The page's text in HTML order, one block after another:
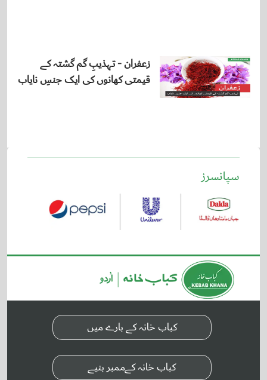
زعفران - تہذیبِ گم گشتہ کے
قیمتی کھانوں کی ایک جنسِ نایاب
سپانسرز
کباب خانہ کے بارے میں
کباب خانہ کےممبر بنیے